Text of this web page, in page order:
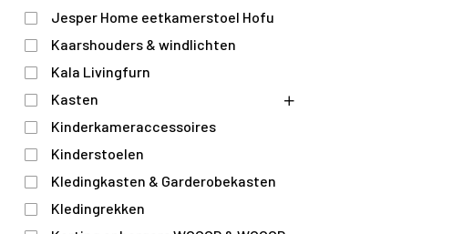
Jesper Home eetkamerstoel Hofu
Kaarshouders & windlichten
Kala Livingfurn
Kasten
Kinderkameraccessoires
Kinderstoelen
Kledingkasten & Garderobekasten
Kledingrekken